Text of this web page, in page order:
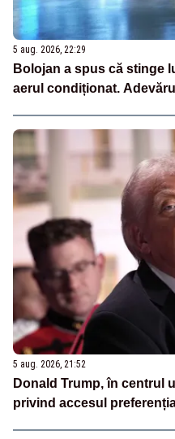
5 aug. 2026, 22:29
Bolojan a spus că stinge
aerul condiționat.
5 aug. 2026, 21:52
Donald Trump, în centrul
privind accesul